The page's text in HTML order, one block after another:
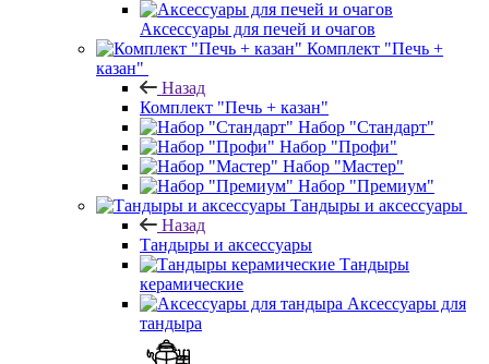
Аксессуары для печей и очагов
Комплект "Печь +
казан"
Назад
Комплект "Печь + казан"
Набор "Стандарт"
Набор "Профи"
Набор "Мастер"
Набор "Премиум"
Тандыры и аксессуары
Назад
Тандыры и аксессуары
Тандыры
керамические
Аксессуары для
тандыра